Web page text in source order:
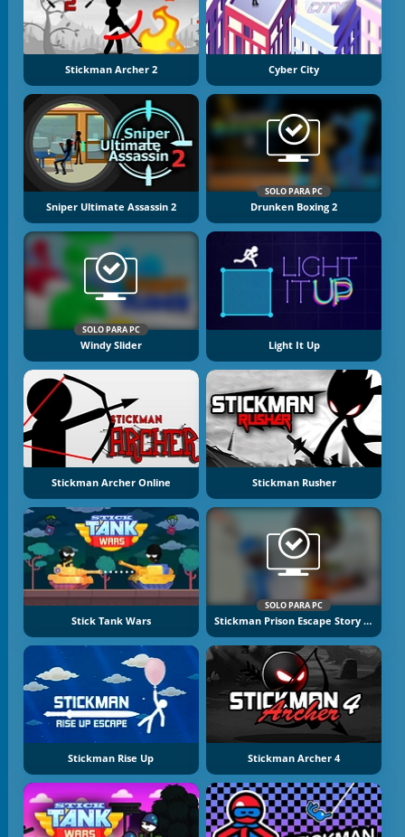
Stickman Archer 2 Cyber City
Sniper Ultimate Assassin 2
SOLO PARA PC
Drunken Boxing 2
SOLO PARA PC
Windy Slider Light It Up
Stickman Archer Online Stickman Rusher
Stick Tank Wars
SOLO PARA PC
Stickman Prison Escape Story 3D
Stickman Rise Up Stickman Archer 4